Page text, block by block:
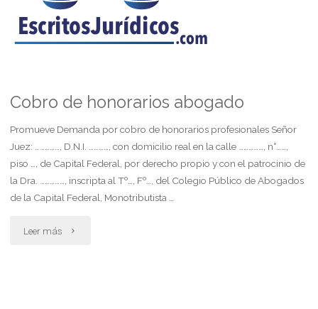
Cobro de honorarios abogado
Promueve Demanda por cobro de honorarios profesionales Señor
Juez: ……………, D.N.I. …………, con domicilio real en la calle ……………, n°……,
piso …, de Capital Federal, por derecho propio y con el patrocinio de
la Dra. ……………, inscripta al Tº…, Fº…, del Colegio Público de Abogados
de la Capital Federal, Monotributista …
Leer más "Cobro